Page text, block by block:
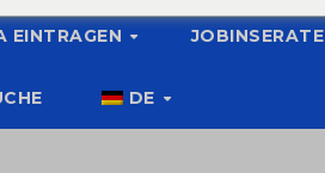
EINTRAGEN JOBINSERATE
DE